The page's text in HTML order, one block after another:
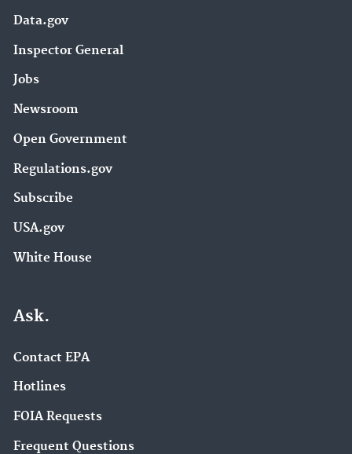
Data.gov
Inspector General
Jobs
Newsroom
Open Government
Regulations.gov
Subscribe
USA.gov
White House
Ask.
Contact EPA
Hotlines
FOIA Requests
Frequent Questions